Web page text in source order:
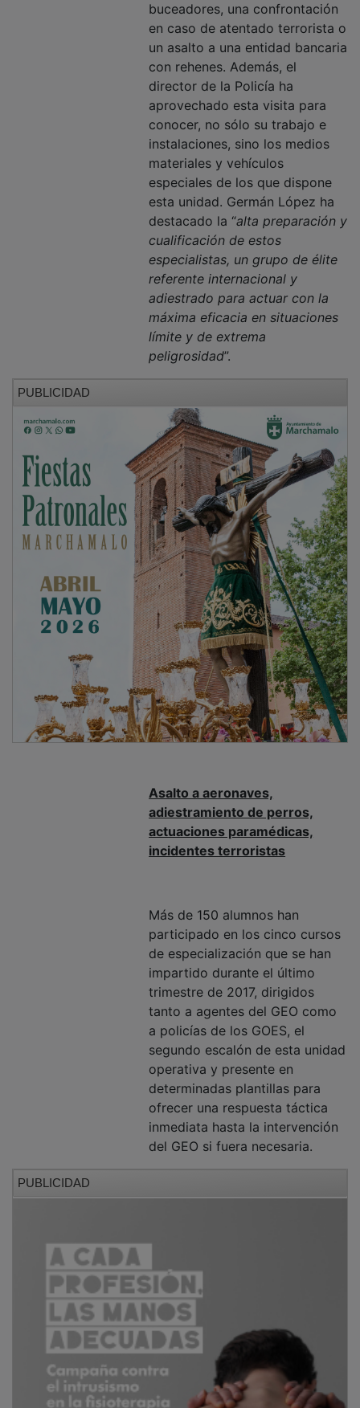
en caso de atentado terrorista o
un asalto a una entidad bancaria
con rehenes. Además, el
director de la Policía ha
aprovechado esta visita para
conocer, no sólo su trabajo e
instalaciones, sino los medios
materiales y vehículos
especiales de los que dispone
esta unidad. Germán López ha
destacado la “alta preparación y
cualificación de estos
especialistas, un grupo de élite
referente internacional y
adiestrado para actuar con la
máxima eficacia en situaciones
límite y de extrema
peligrosidad”.
adiestramiento de perros,
actuaciones paramédicas,
incidentes terroristas
participado en los cinco cursos
de especialización que se han
impartido durante el último
trimestre de 2017, dirigidos
tanto a agentes del GEO como
a policías de los GOES, el
segundo escalón de esta unidad
operativa y presente en
determinadas plantillas para
ofrecer una respuesta táctica
inmediata hasta la intervención
del GEO si fuera necesaria.